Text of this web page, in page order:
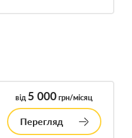
від 5 000грн/місяц
Перегляд